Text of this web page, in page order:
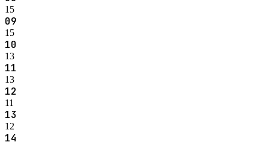
15
09
15
10
13
11
13
12
11
13
12
14